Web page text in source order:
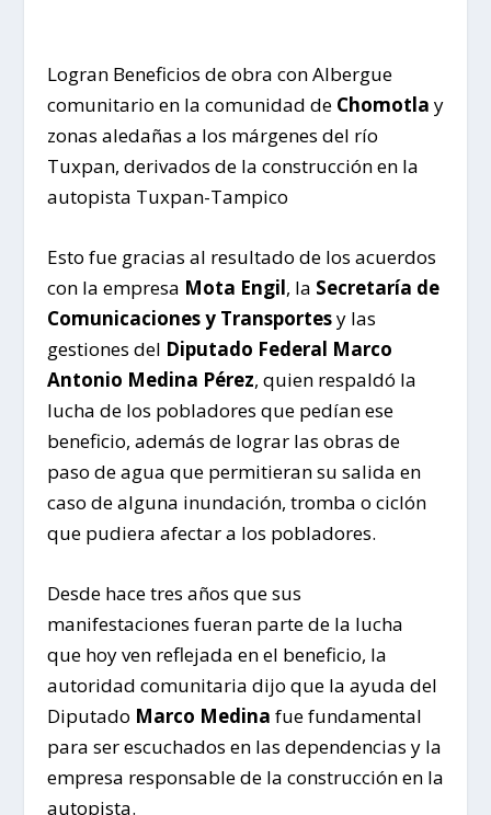
Logran Beneficios de obra con Albergue
comunitario en la comunidad de Chomotla y
zonas aledañas a los márgenes del río
Tuxpan, derivados de la construcción en la
autopista Tuxpan-Tampico
Esto fue gracias al resultado de los acuerdos
con la empresa Mota Engil, la Secretaría de
Comunicaciones y Transportesy las
gestiones del Diputado Federal Marco
Antonio Medina Pérez, quien respaldó la
lucha de los pobladores que pedían ese
beneficio, además de lograr las obras de
paso de agua que permitieran su salida en
caso de alguna inundación, tromba o ciclón
que pudiera afectar a los pobladores.
Desde hace tres años que sus
manifestaciones fueran parte de la lucha
que hoy ven reflejada en el beneficio, la
autoridad comunitaria dijo que la ayuda del
Diputado Marco Medina fue fundamental
para ser escuchados en las dependencias y la
empresa responsable de la construcción en la
autopista.